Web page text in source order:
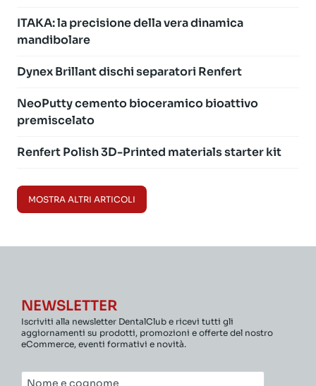
ITAKA: la precisione della vera dinamica
mandibolare
Dynex Brillant dischi separatori Renfert
NeoPutty cemento bioceramico bioattivo
premiscelato
Renfert Polish 3D-Printed materials starter kit
MOSTRA ALTRI ARTICOLI
NEWSLETTER
Iscriviti alla newsletter DentalClub e ricevi tutti gli
aggiornamenti su prodotti, promozioni e offerte del nostro
eCommerce, eventi formativi e novità.
Nome